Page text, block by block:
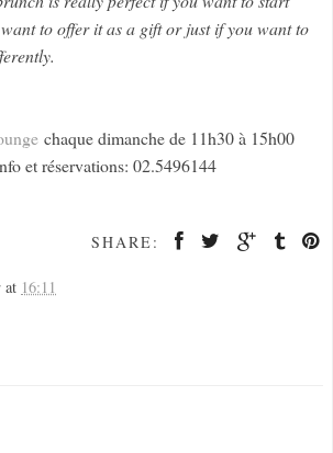
to offer it as a gift or just if you want to
chaque dimanche de 11h30 à 15h00
et réservations: 02.5496144
SHARE:
at 16:11